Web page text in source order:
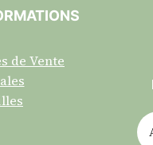
de Vente